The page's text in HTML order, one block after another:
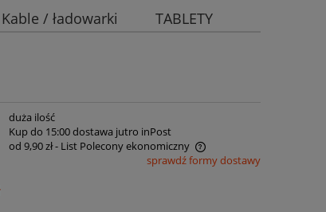
Kable / ładowarki
TABLETY
duża ilość
Kup do 15:00 dostawa jutro inPost
od 9,90 zł- List Polecony ekonomiczny
sprawdź formy dostawy